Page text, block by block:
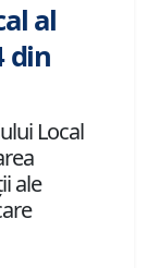
al
din
Local
ale